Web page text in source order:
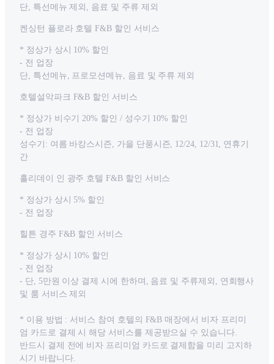
단, 특선메뉴 제외, 음료 및 주류 제외
켄싱턴 플로라 호텔 F&B 할인 서비스
* 정상가 상시 10% 할인
- 전 업장
단, 특선메뉴, 프로모션메뉴, 음료 및 주류 제외
호텔설악파크 F&B 할인 서비스
* 정상가 비수기 20% 할인 / 성수기 10% 할인
- 전 업장
성수기: 여름 바캉스시즌, 가을 단풍시즌, 12/24, 12/31, 연휴기
간
홀리데이 인 광주 호텔 F&B 할인 서비스
* 정상가 상시 5% 할인
- 전 업장
힐튼 경주 F&B 할인 서비스
* 정상가 상시 10% 할인
- 전 업장
- 단, 5만원 이상 결제 시에 한하며, 음료 및 주류제외, 연회행사
및 룸 서비스 제외
* 이용 방법 : 서비스 참여 호텔의 F&B 매장에서 비자 프리미
엄 카드로 결제 시 해당 서비스를 제공받으실 수 있습니다.
반드시 결제 전에 비자 프리미엄 카드로 결제함을 미리 고지하
시기 바랍니다.